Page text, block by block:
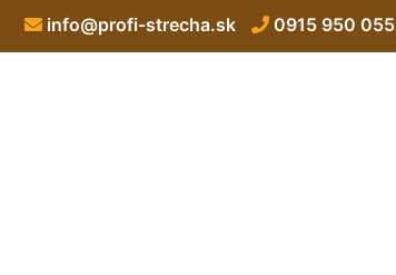
info@profi-strecha.sk 0915 950 055